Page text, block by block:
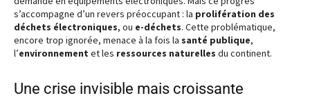
s’accompagne d’un revers préoccupant : la prolifération des
déchets électroniques, ou e-déchets. Cette problématique,
encore trop ignorée, menace à la fois la santé publique,
l’environnement et les ressources naturelles du continent.
Une crise invisible mais croissante